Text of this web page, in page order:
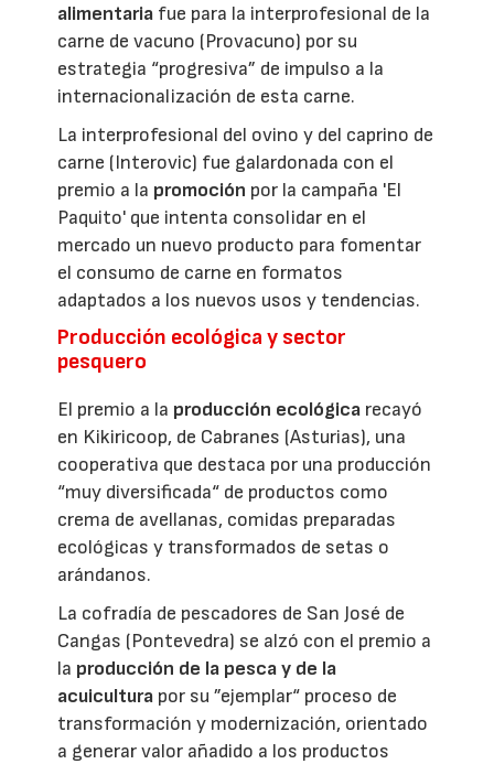
alimentaria fue para la interprofesional de la
carne de vacuno (Provacuno) por su
estrategia “progresiva” de impulso a la
internacionalización de esta carne.
La interprofesional del ovino y del caprino de
carne (Interovic) fue galardonada con el
premio a la promoción por la campaña 'El
Paquito' que intenta consolidar en el
mercado un nuevo producto para fomentar
el consumo de carne en formatos
adaptados a los nuevos usos y tendencias.
Producción ecológica y sector
pesquero
El premio a la producción ecológica recayó
en Kikiricoop, de Cabranes (Asturias), una
cooperativa que destaca por una producción
“muy diversificada“ de productos como
crema de avellanas, comidas preparadas
ecológicas y transformados de setas o
arándanos.
La cofradía de pescadores de San José de
Cangas (Pontevedra) se alzó con el premio a
la producción de la pesca y de la
acuicultura por su ”ejemplar“ proceso de
transformación y modernización, orientado
a generar valor añadido a los productos